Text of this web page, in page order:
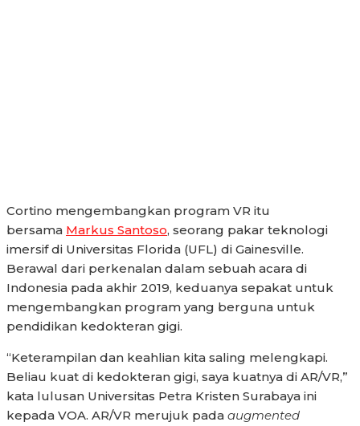
Cortino mengembangkan program VR itu
bersama Markus Santoso, seorang pakar teknologi
imersif di Universitas Florida (UFL) di Gainesville.
Berawal dari perkenalan dalam sebuah acara di
Indonesia pada akhir 2019, keduanya sepakat untuk
mengembangkan program yang berguna untuk
pendidikan kedokteran gigi.
“Keterampilan dan keahlian kita saling melengkapi.
Beliau kuat di kedokteran gigi, saya kuatnya di AR/VR,”
kata lulusan Universitas Petra Kristen Surabaya ini
kepada VOA. AR/VR merujuk pada augmented